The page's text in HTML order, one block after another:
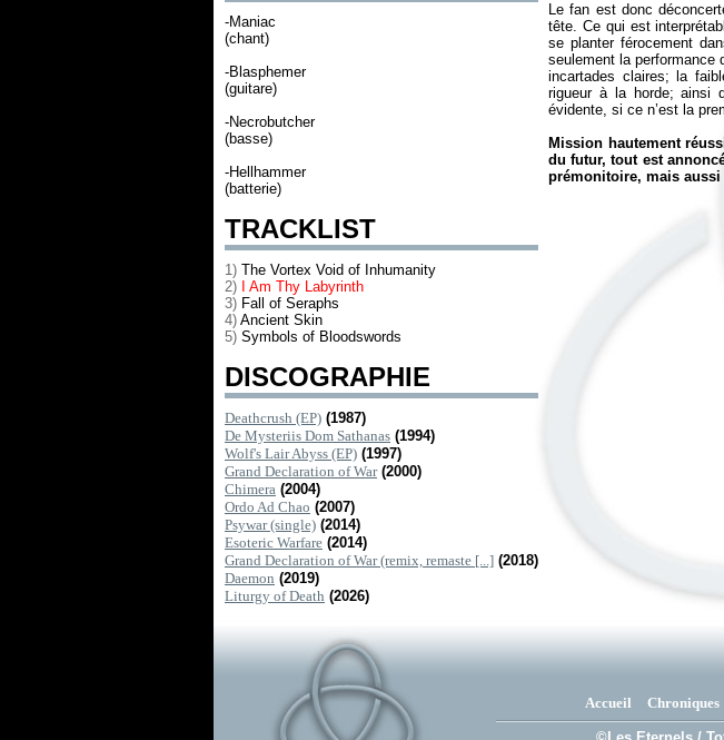
-Maniac
(chant)
-Blasphemer
(guitare)
-Necrobutcher
(basse)
-Hellhammer
(batterie)
TRACKLIST
1) The Vortex Void of Inhumanity
2)
I Am Thy Labyrinth
3) Fall of Seraphs
4) Ancient Skin
5) Symbols of Bloodswords
DISCOGRAPHIE
Deathcrush (EP) (1987)
De Mysteriis Dom Sathanas (1994)
Wolf's Lair Abyss (EP) (1997)
Grand Declaration of War (2000)
Chimera (2004)
Ordo Ad Chao (2007)
Psywar (single) (2014)
Esoteric Warfare (2014)
Grand Declaration of War (remix, remaste [...] (2018)
Daemon (2019)
Liturgy of Death (2026)
Le fan est donc
tête. Ce qui est
se planter férocement
seulement la performance
incartades claires; la
rigueur à la horde; ainsi
évidente, si ce n’est la
Mission hautement
du futur, tout est
prémonitoire, mais
Accueil Chroniques